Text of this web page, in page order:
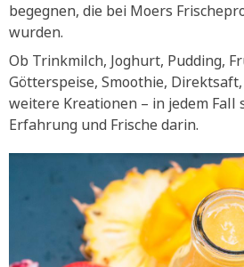
begegnen, die bei Moers
wurden.
Ob Trinkmilch, Joghurt, Pudding,
Götterspeise, Smoothie,
weitere Kreationen – in jedem Fall
Erfahrung und Frische darin.